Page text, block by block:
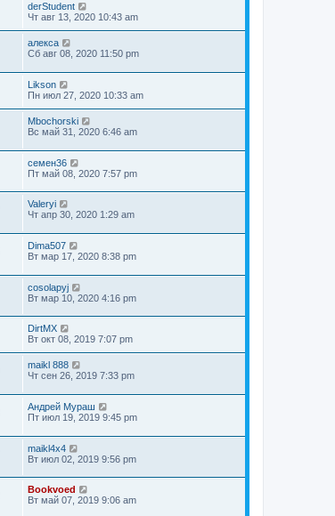
derStudent
Чт авг 13, 2020 10:43 am
алекса
Сб авг 08, 2020 11:50 pm
Likson
Пн июл 27, 2020 10:33 am
Mbochorski
Вс май 31, 2020 6:46 am
семен36
Пт май 08, 2020 7:57 pm
Valeryi
Чт апр 30, 2020 1:29 am
Dima507
Вт мар 17, 2020 8:38 pm
cosolapyj
Вт мар 10, 2020 4:16 pm
DirtMX
Вт окт 08, 2019 7:07 pm
maikl 888
Чт сен 26, 2019 7:33 pm
Андрей Мураш
Пт июл 19, 2019 9:45 pm
maikl4x4
Вт июл 02, 2019 9:56 pm
Bookvoed
Вт май 07, 2019 9:06 am